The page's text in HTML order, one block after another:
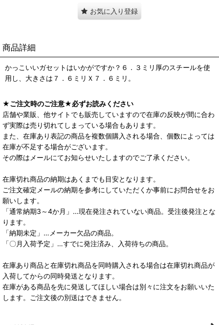
お気に入り登録
商品詳細
かっこいいガセットはいかがですか？６．３ミリ厚のスチールを使
用し、大きさは７．６ミリＸ７．６ミリ。
★ご注文時のご注意★必ずお読みください
店舗や業販、他サイトでも販売していますので在庫の反映が間に合わ
ず実際は売り切れてしまっている場合もあります。
また、在庫あり表記の商品を複数個購入される場合、個数によっては
在庫が不足する場合がございます。
その際はメールにてお知らせいたしますのでご了承ください。
在庫切れ商品の納期はあくまでも目安となります。
ご注文確定メールの納期を参考にしていただくか事前にお問合せをお
願いします。
「通常納期3～4か月」…現在発注されていない商品。受注後発注とな
ります。
「納期未定」…メーカー欠品の商品。
「〇月入荷予定」…すでに発注済み、入荷待ちの商品。
在庫あり商品と在庫切れ商品を同時購入される場合は在庫切れ商品が
入荷してからの同時発送となります。
在庫がある商品を先に発送してほしい場合は別々に注文をお願いいた
します。ご注文後の別送はできません。